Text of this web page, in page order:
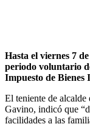
Hasta el viernes 7
periodo voluntario
Impuesto de Bienes
El teniente de alcalde
Gavino, indicó que
facilidades a las